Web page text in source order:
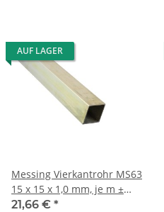
AUF LAGER
Messing Vierkantrohr MS63
15 x 15 x 1,0 mm, je m ±
5mm
21,66 € *